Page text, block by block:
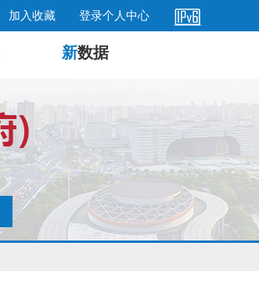
加入收藏 登录个人中心
新数据